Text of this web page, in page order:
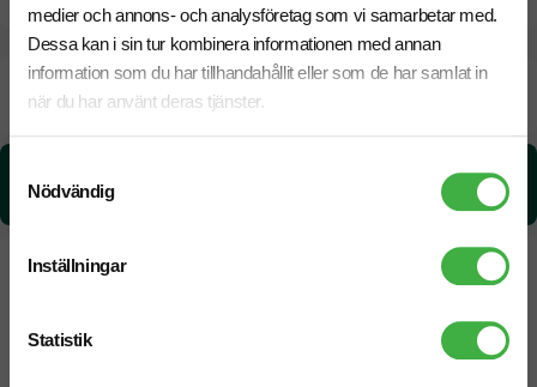
medier och annons- och analysföretag som vi samarbetar med.
Dessa kan i sin tur kombinera informationen med annan
information som du har tillhandahållit eller som de har samlat in
när du har använt deras tjänster.
Nödvändig
Inställningar
Statistik
18 Augusti Beräknad leveranstid: 6 arbetsdagar
Snabbare leverans? Kontakta oss.
0,348310671685522 kg CO₂e / per styck